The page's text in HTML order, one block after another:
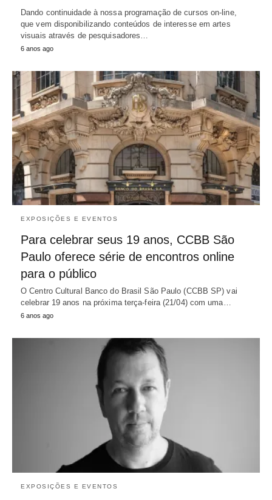
Dando continuidade à nossa programação de cursos on-line,
que vem disponibilizando conteúdos de interesse em artes
visuais através de pesquisadores…
6 anos ago
EXPOSIÇÕES E EVENTOS
Para celebrar seus 19 anos, CCBB São
Paulo oferece série de encontros online
para o público
O Centro Cultural Banco do Brasil São Paulo (CCBB SP) vai
celebrar 19 anos na próxima terça-feira (21/04) com uma…
6 anos ago
EXPOSIÇÕES E EVENTOS